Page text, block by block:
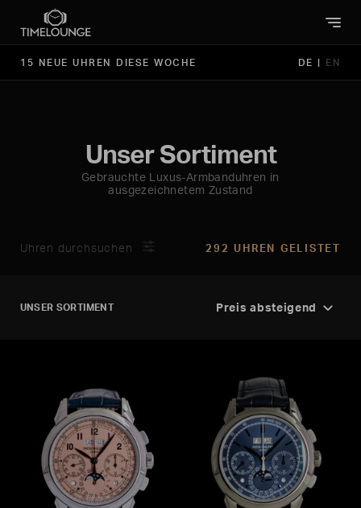
15 NEUE UHREN DIESE WOCHE DE | EN
Unser Sortiment
Gebrauchte Luxus-Armbanduhren in
ausgezeichnetem Zustand
Uhren durchsuchen 292 UHREN GELISTET
UNSER SORTIMENT